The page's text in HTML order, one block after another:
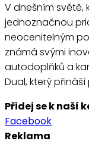
V dnešním světě,
jednoznačnou
neocenitelným
známá svými
autodoplňků a
Dual, který
Přidej se k naší
Facebook
Reklama